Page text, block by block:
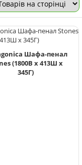
Шафа-пенал
(1800В х 413Ш х
345Г)